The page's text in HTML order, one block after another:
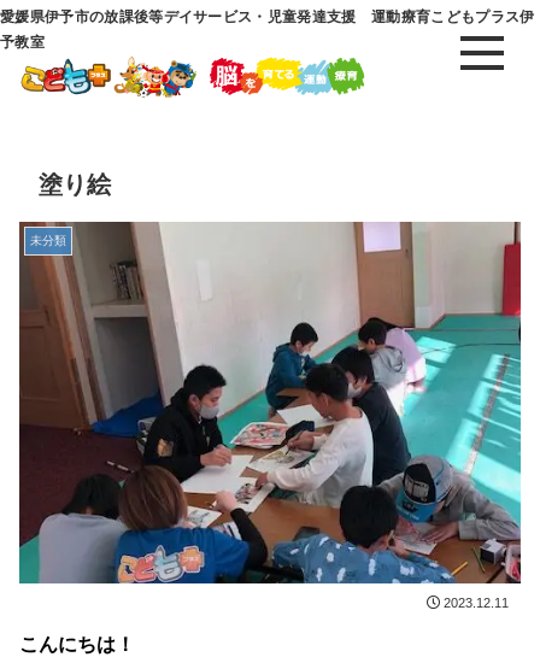
愛媛県伊予市の放課後等デイサービス・児童発達支援 運動療育こどもプラス伊
予教室
塗り絵
未分類
2023.12.11
こんにちは！